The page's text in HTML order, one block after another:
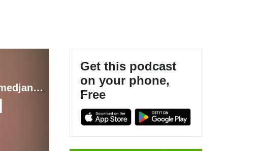
Framtidens färdigheter - en podcast från tankesmedjan Futurion
Get this podcast
on your phone,
Free